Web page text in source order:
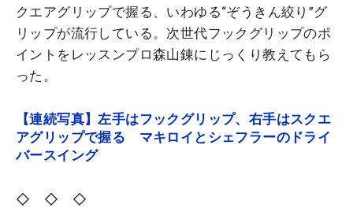
クエアグリップで握る、いわゆる“ぞうきん絞り”グ
リップが流行している。次世代フックグリップのポ
イントをレッスンプロ森山錬にじっくり教えてもら
った。
【連続写真】左手はフックグリップ、右手はスクエ
アグリップで握る マキロイとシェフラーのドライ
バースイング
◇ ◇ ◇